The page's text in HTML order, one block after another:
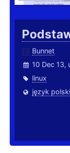
Bunnet
10 Dec 13,
linux
język